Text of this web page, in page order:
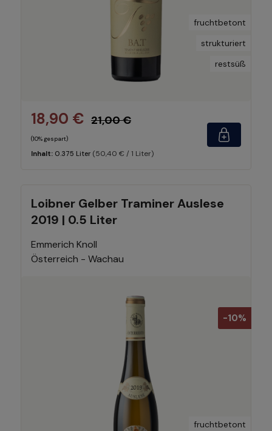
fruchtbetont
strukturiert
restsüß
18,90 € 21,00 €
(10% gespart)
Inhalt: 0.375 Liter (50,40 € / 1 Liter)
Loibner Gelber Traminer Auslese
2019 | 0.5 Liter
Emmerich Knoll
Österreich - Wachau
-10%
fruchtbetont